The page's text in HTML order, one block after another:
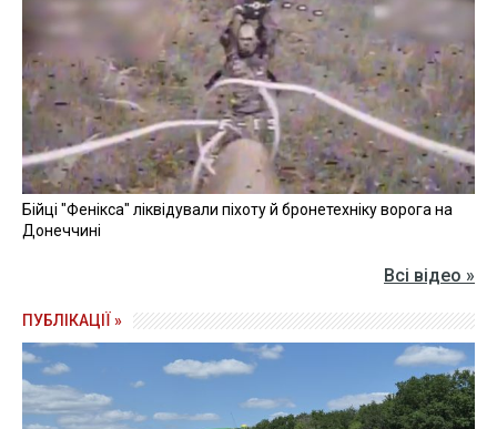
Бійці "Фенікса" ліквідували піхоту й бронетехніку ворога на
Донеччині
Всі відео »
ПУБЛІКАЦІЇ »